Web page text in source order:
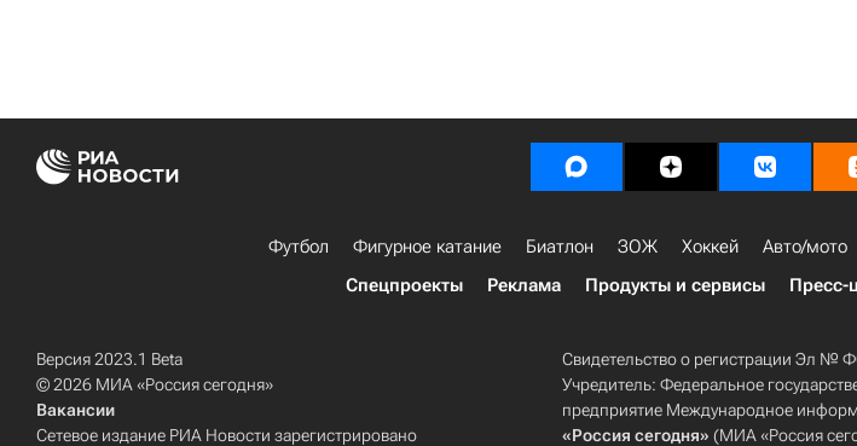
Футбол Фигурное катание Биатлон ЗОЖ Хоккей Авто/мото
Спецпроекты
Реклама Продукты и сервисы Пресс-
Версия 2023.1 Beta
© 2026 МИА «Россия сегодня»
Вакансии
Сетевое издание РИА Новости зарегистрировано
Свидетельство о регистрации Эл №
Учредитель: Федеральное
предприятие Международное
«Россия сегодня» (МИА «Россия